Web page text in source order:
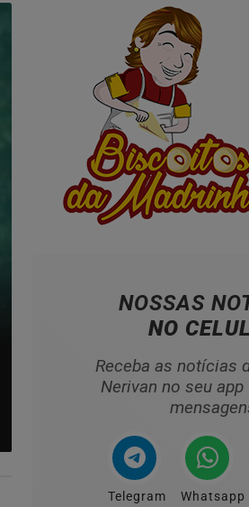
NOSSAS
NO
Receba as notícias
Nerivan no seu
Telegram Whatsapp